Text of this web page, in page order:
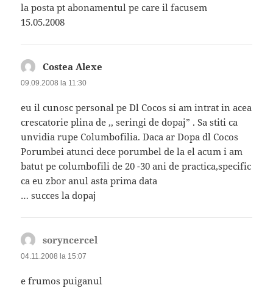
la posta pt abonamentul pe care il facusem
15.05.2008
Costea Alexe
09.09.2008 la 11:30
eu il cunosc personal pe Dl Cocos si am intrat in acea
crescatorie plina de ,, seringi de dopaj” . Sa stiti ca
unvidia rupe Columbofilia. Daca ar Dopa dl Cocos
Porumbei atunci dece porumbel de la el acum i am
batut pe columbofili de 20 -30 ani de practica,specific
ca eu zbor anul asta prima data
… succes la dopaj
soryncercel
04.11.2008 la 15:07
e frumos puiganul